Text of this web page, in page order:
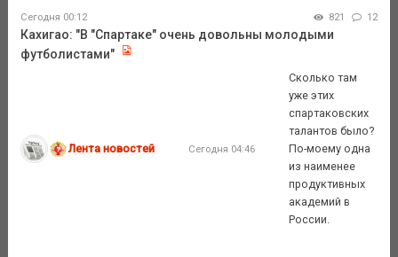
Сегодня 00:12 821 12
Кахигао: "В "Спартаке" очень довольны молодыми
футболистами"
Лента новостей Сегодня 04:46
Сколько там
уже этих
спартаковских
талантов было?
По-моему одна
из наименее
продуктивных
академий в
России.